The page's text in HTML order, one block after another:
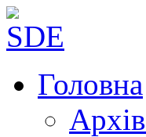
Головна